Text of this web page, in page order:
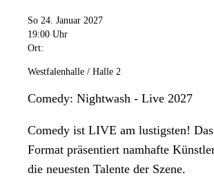
So 24. Januar 2027
19:00 Uhr
Ort:
Westfalenhalle / Halle 2
Comedy: Nightwash - Live 2027
Comedy ist LIVE am lustigsten!
Format präsentiert namhafte
die neuesten Talente der Szene.